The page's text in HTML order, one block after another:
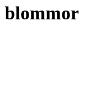
blommor